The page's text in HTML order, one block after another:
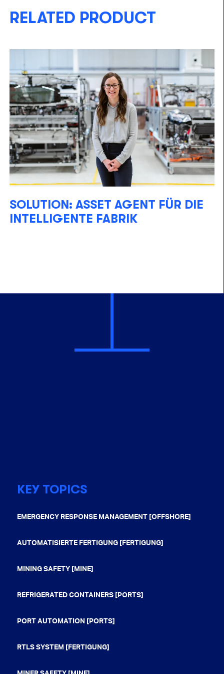
RELATED PRODUCT
SOLUTION: ASSET AGENT FÜR DIE
INTELLIGENTE FABRIK
KEY TOPICS
EMERGENCY RESPONSE MANAGEMENT [OFFSHORE]
AUTOMATISIERTE FERTIGUNG [FERTIGUNG]
MINING SAFETY [MINE]
REFRIGERATED CONTAINERS [PORTS]
PORT AUTOMATION [PORTS]
RTLS SYSTEM [FERTIGUNG]